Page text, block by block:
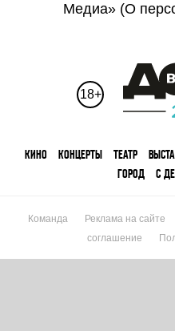
Медиа» (О
18+
КИНО КОНЦЕРТЫ ТЕАТР
ГОРОД
С
Команда Реклама на сайте
соглашение